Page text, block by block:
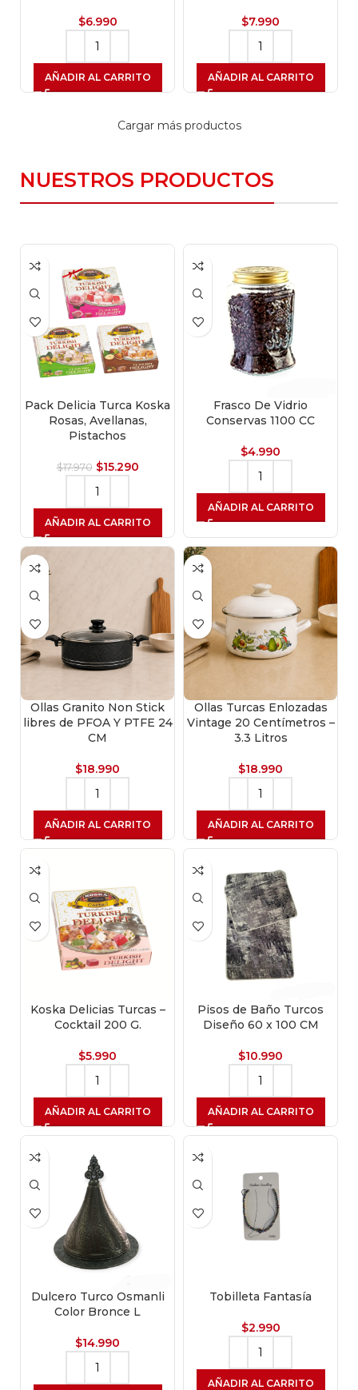
$6.990
AÑADIR AL CARRITO
$7.990
AÑADIR AL CARRITO
Cargar más productos
NUESTROS PRODUCTOS
Pack Delicia Turca Koska
Rosas, Avellanas,
Pistachos
$17.970 $15.290
AÑADIR AL CARRITO
Frasco De Vidrio
Conservas 1100 CC
$4.990
AÑADIR AL CARRITO
Ollas Granito Non Stick
libres de PFOA Y PTFE 24
CM
$18.990
AÑADIR AL CARRITO
Ollas Turcas Enlozadas
Vintage 20 Centímetros –
3.3 Litros
$18.990
AÑADIR AL CARRITO
Koska Delicias Turcas –
Cocktail 200 G.
$5.990
AÑADIR AL CARRITO
Pisos de Baño Turcos
Diseño 60 x 100 CM
$10.990
AÑADIR AL CARRITO
Dulcero Turco Osmanli
Color Bronce L
$14.990
Tobilleta Fantasía
$2.990
AÑADIR AL CARRITO